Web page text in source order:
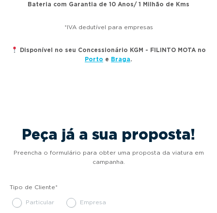
Bateria com Garantia de 10 Anos/ 1 Milhão de Kms
*IVA dedutível para empresas
Disponível no seu Concessionário KGM - FILINTO MOTA no
Porto e Braga.
Peça já a sua proposta!
Preencha o formulário para obter uma proposta da viatura em
campanha.
Tipo de Cliente*
Particular Empresa